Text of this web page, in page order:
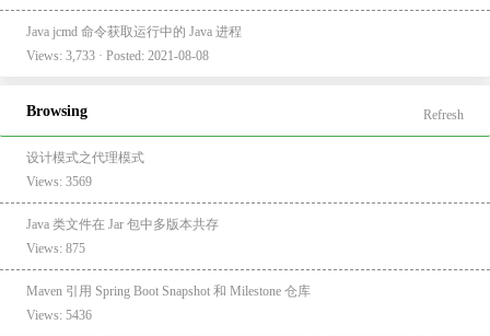
Java jcmd 命令获取运行中的 Java 进程
Views: 3,733 · Posted: 2021-08-08
Browsing Refresh
设计模式之代理模式
Views: 3569
Java 类文件在 Jar 包中多版本共存
Views: 875
Maven 引用 Spring Boot Snapshot 和 Milestone 仓库
Views: 5436